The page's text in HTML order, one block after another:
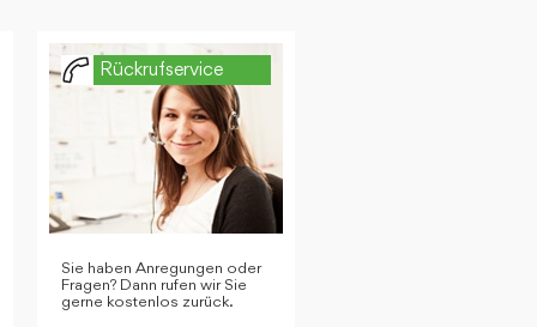
Rückrufservice
Sie haben Anregungen oder
Fragen? Dann rufen wir Sie
gerne kostenlos zurück.